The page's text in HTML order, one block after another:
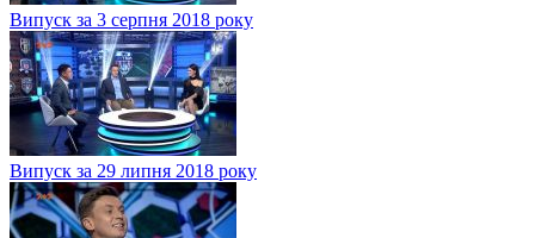
Випуск за 3 серпня 2018 року
Випуск за 29 липня 2018 року